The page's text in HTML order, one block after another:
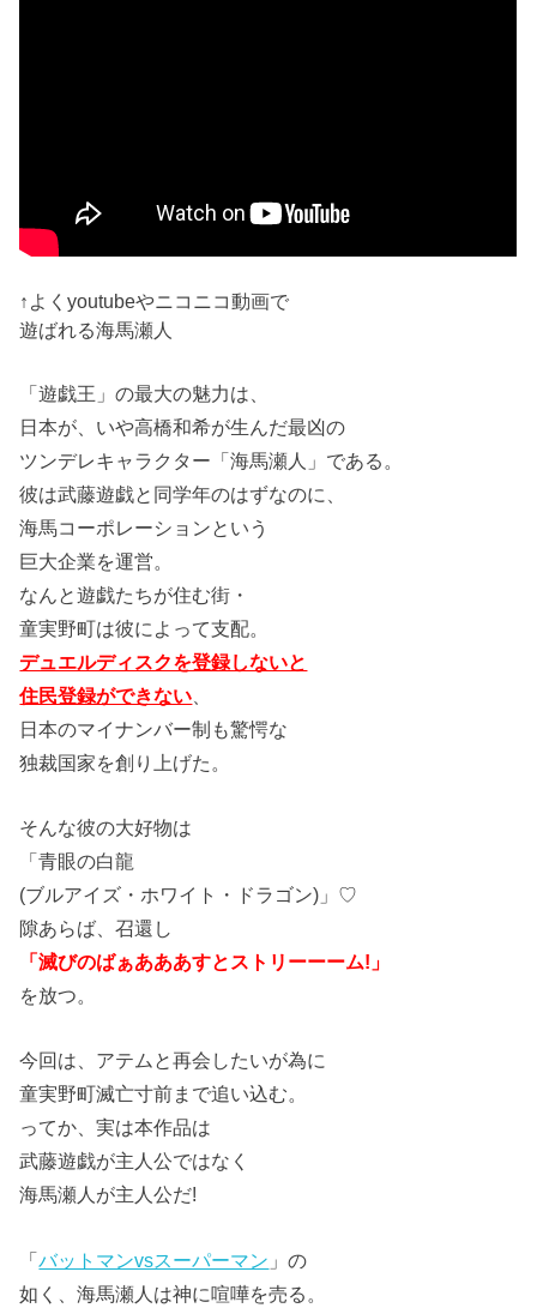
↑よくyoutubeやニコニコ動画で
遊ばれる海馬瀬人
「遊戯王」の最大の魅力は、
日本が、いや高橋和希が生んだ最凶の
ツンデレキャラクター「海馬瀬人」である。
彼は武藤遊戯と同学年のはずなのに、
海馬コーポレーションという
巨大企業を運営。
なんと遊戯たちが住む街・
童実野町は彼によって支配。
デュエルディスクを登録しないと
住民登録ができない
日本のマイナンバー制も驚愕な
独裁国家を創り上げた。
そんな彼の大好物は
「青眼の白龍
(ブルアイズ・ホワイト・ドラゴン)」♡
隙あらば、召還し
「滅びのばぁあああすとストリーーーム!」
を放つ。
今回は、アテムと再会したいが為に
童実野町滅亡寸前まで追い込む。
ってか、実は本作品は
武藤遊戯が主人公ではなく
海馬瀬人が主人公だ!
「バットマンvsスーパーマン 」の
如く、海馬瀬人は神に喧嘩を売る。